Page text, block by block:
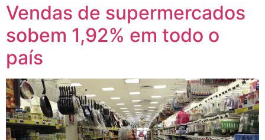
Vendas de supermercados
sobem 1,92% em todo o
país